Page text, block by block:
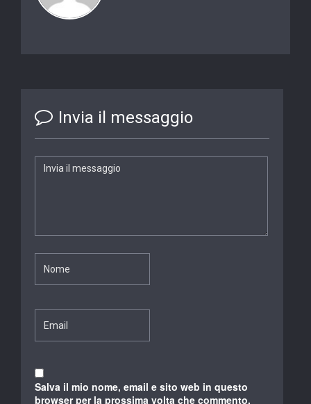
Invia il messaggio
Salva il mio nome, email e sito web in questo
browser per la prossima volta che commento.